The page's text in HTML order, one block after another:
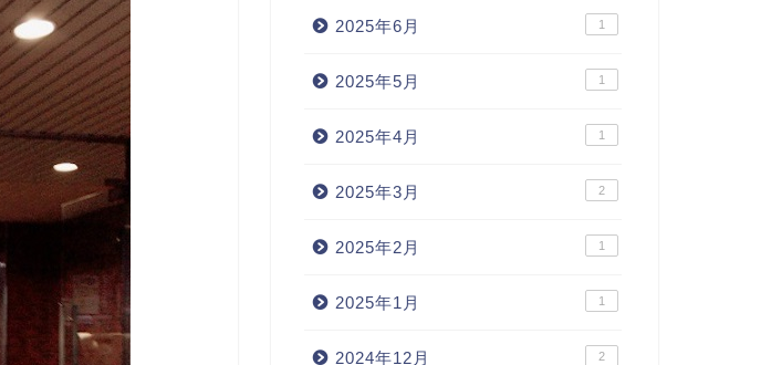
2025年6月 1
2025年5月 1
2025年4月 1
2025年3月 2
2025年2月 1
2025年1月 1
2024年12月 2